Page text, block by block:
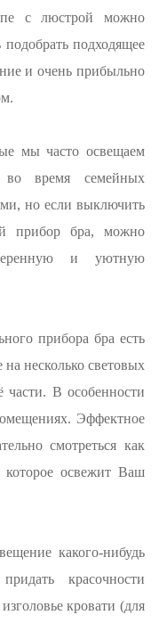
с люстрой можно
подходящее
и очень прибыльно
мы часто освещаем
время семейных
но если выключить
прибор бра, можно
и уютную
прибора бра есть
несколько световых
части. В особенности
Эффектное
смотреться как
которое освежит Ваш
какого-нибудь
красочности
кровати (для